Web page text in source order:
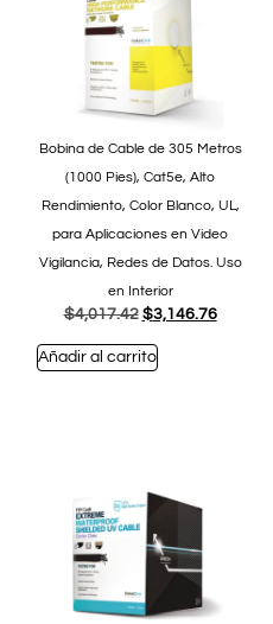
Bobina de Cable de 305 Metros
(1000 Pies), Cat5e, Alto
Rendimiento, Color Blanco, UL,
para Aplicaciones en Video
Vigilancia, Redes de Datos. Uso
en Interior
$4,017.42 $3,146.76
Añadir al carrito